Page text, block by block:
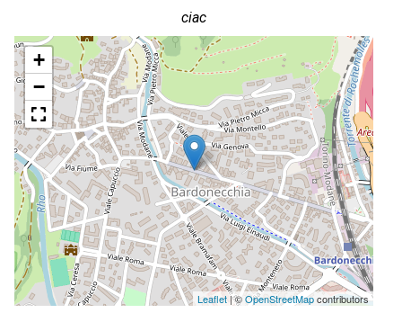
ciac
+
−
Leaflet| ©OpenStreetMapcontributors